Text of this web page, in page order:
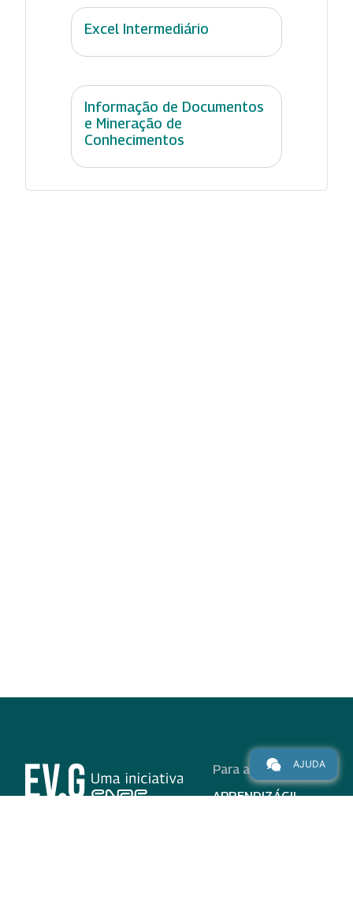
Excel Intermediário
Informação de Documentos
e Mineração de
Conhecimentos
Para alunos
APRENDIZÁGIL
AJUDA